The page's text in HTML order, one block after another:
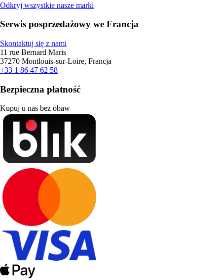
Odkryj wszystkie nasze marki
Serwis posprzedażowy we Francja
Skontaktuj się z nami
11 rue Bernard Maris
37270 Montlouis-sur-Loire, Francja
+33 1 86 47 62 58
Bezpieczna płatność
Kupuj u nas bez obaw